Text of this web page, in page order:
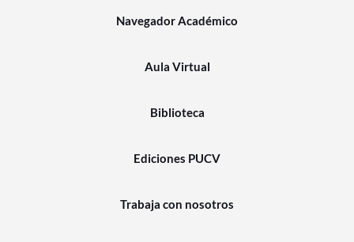
Navegador Académico
Aula Virtual
Biblioteca
Ediciones PUCV
Trabaja con nosotros